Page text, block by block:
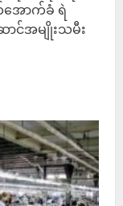
ောက်ခံ ရဲ
င်အမျိုးသမီး